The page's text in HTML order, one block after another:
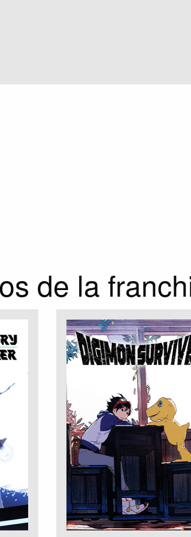
de la